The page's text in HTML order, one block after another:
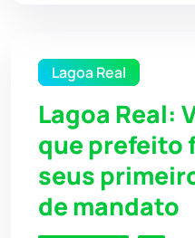
Lagoa Real
Lagoa Real:
que prefeito
seus
de mandato